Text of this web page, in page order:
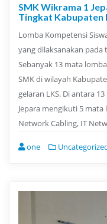
SMK Wikrama 1
Tingkat Kabupaten
Lomba Kompetensi
yang dilaksanakan pada
Sebanyak 13 mata
SMK di wilayah
gelaran LKS. Di antara
Jepara mengikuti 5
Network Cabling, IT
one